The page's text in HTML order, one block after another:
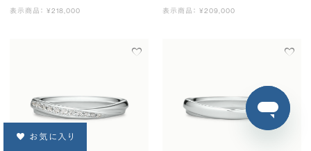
表示商品： ¥218,000 表示商品： ¥209,000
お気に入り